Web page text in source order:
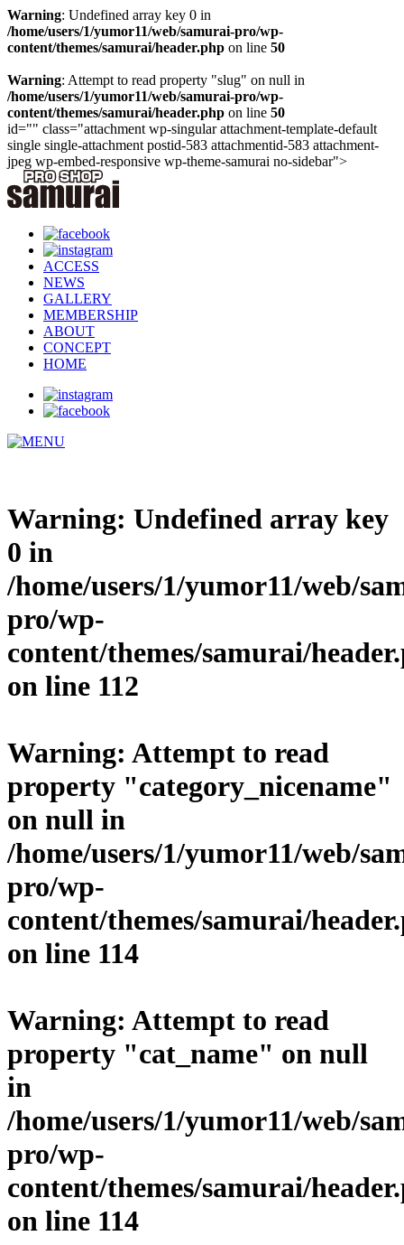
Warning: Undefined array key 0 in
/home/users/1/yumor11/web/samurai-pro/wp-
content/themes/samurai/header.php on line 50
Warning: Attempt to read property "slug" on null in
/home/users/1/yumor11/web/samurai-pro/wp-
content/themes/samurai/header.php on line 50
id="" class="attachment wp-singular attachment-template-default
single single-attachment postid-583 attachmentid-583 attachment-
jpeg wp-embed-responsive wp-theme-samurai no-sidebar">
ACCESS
NEWS
GALLERY
MEMBERSHIP
ABOUT
CONCEPT
HOME
Warning: Undefined array key
0 in
/home/users/1/yumor11/web/
pro/wp-
content/themes/samurai/
on line 112
Warning: Attempt to read
property "category_nicename"
on null in
/home/users/1/yumor11/web/
pro/wp-
content/themes/samurai/
on line 114
Warning: Attempt to read
property "cat_name" on null
in
/home/users/1/yumor11/web/
pro/wp-
content/themes/samurai/
on line 114